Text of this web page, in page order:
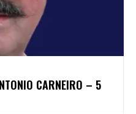
CARNEIRO – 5